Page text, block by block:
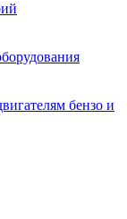
бензо и